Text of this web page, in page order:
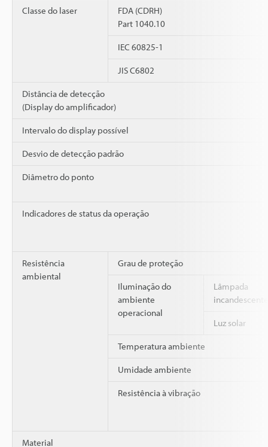
Classe do laser
FDA (CDRH)
Part 1040.10
IEC 60825-1
JIS C6802
Distância de detecção
(Display do amplificador)
Intervalo do display possível
Desvio de detecção padrão
Diâmetro do ponto
Indicadores de status da operação
Resistência
ambiental
Grau de proteção
Iluminação do
ambiente
operacional
Lâmpada
incandescente
Luz solar
Temperatura ambiente
Umidade ambiente
Resistência à vibração
Material